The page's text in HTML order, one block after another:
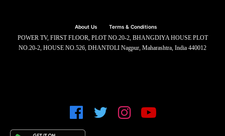
About Us Terms & Conditions
POWER TV, FIRST FLOOR, PLOT NO.20-2, BHANGDIYA HOUSE PLOT
NO.20-2, HOUSE NO.526, DHANTOLI Nagpur, Maharashtra, India 440012